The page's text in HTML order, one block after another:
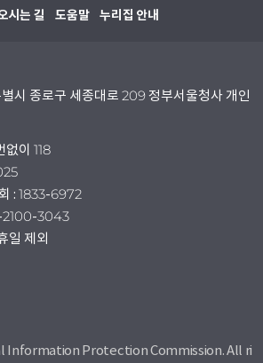
시는 길 도움말 누리집 안내
시 종로구 세종대로 209 정부서울청사 개인
이 118
: 1833-6972
2100-3043
일 제외
Protection Commission. All ri